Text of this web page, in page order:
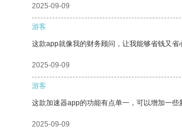
2025-09-09
游客
这款app就像我的财务顾问，让我能够省钱又省
2025-09-09
游客
这款加速器app的功能有点单一，可以增加一些
2025-09-09